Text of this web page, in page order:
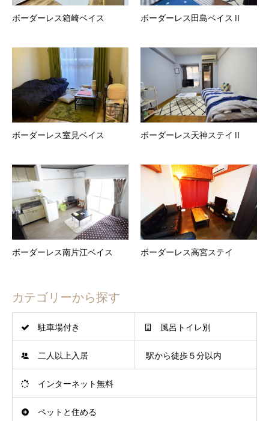
ボーダーレス箱崎ベイス ボーダーレス田島ベイスⅡ
ボーダーレス室見ベイス ボーダーレス天神ステイⅡ
ボーダーレス南片江ベイス ボーダーレス高宮ステイ
カテゴリーから探す
駐車場付き 風呂トイレ別
二人以上入居 駅から徒歩５分以内
インターネット無料
ペットと住める